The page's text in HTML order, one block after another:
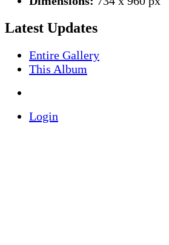
Latest Updates
Entire Gallery
This Album
Login